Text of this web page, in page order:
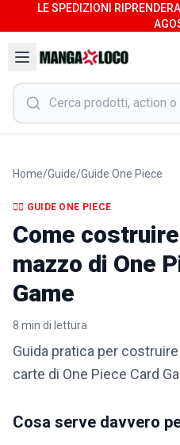
LE SPEDIZIONI
Home/Guide/Guide One Piece
🏴‍☠️ GUIDE ONE PIECE
Come
mazzo di One
Game
8 min di lettura
Guida pratica per
carte di One Piece Card
Cosa serve davvero